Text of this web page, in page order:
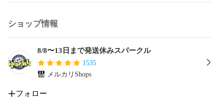
ショップ情報
8/8〜13日まで発送休みスパークル
1535
メルカリShops
フォロー